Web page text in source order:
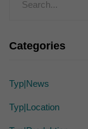
Categories
Typ|News
Typ|Location